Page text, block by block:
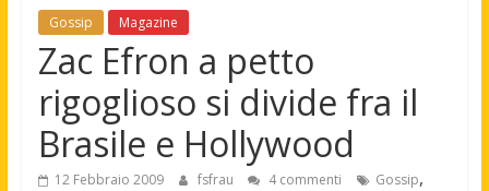
Motori,
gay
news
moda
maschile
Gossip Magazine
Zac Efron a petto
rigoglioso si divide fra il
Brasile e Hollywood
12 Febbraio 2009 fsfrau 4 commenti Gossip,